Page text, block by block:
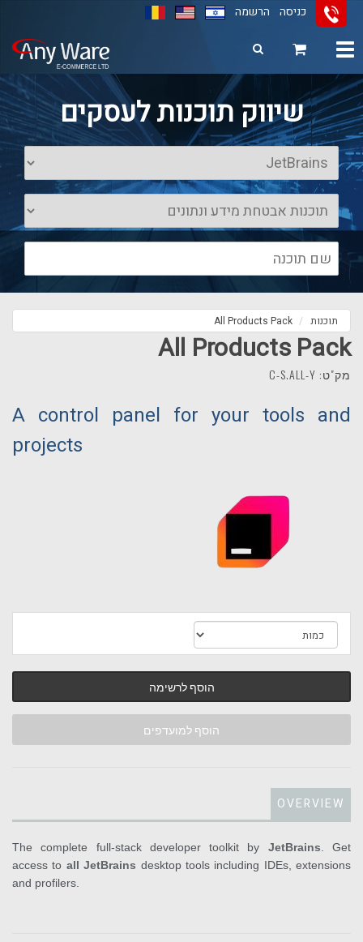
11
12
13
כניסה הרשמה
Toggle
שיווק תוכנות לעסקים
תוכנות All Products Pack
All Products Pack
מק"ט: C-S.ALL-Y
A control panel for your tools and
projects
הוסף לרשימה
הוסף למועדפים
OVERVIEW
The complete full-stack developer toolkit by JetBrains . Get
access to all JetBrains desktop tools including IDEs, extensions
and profilers.